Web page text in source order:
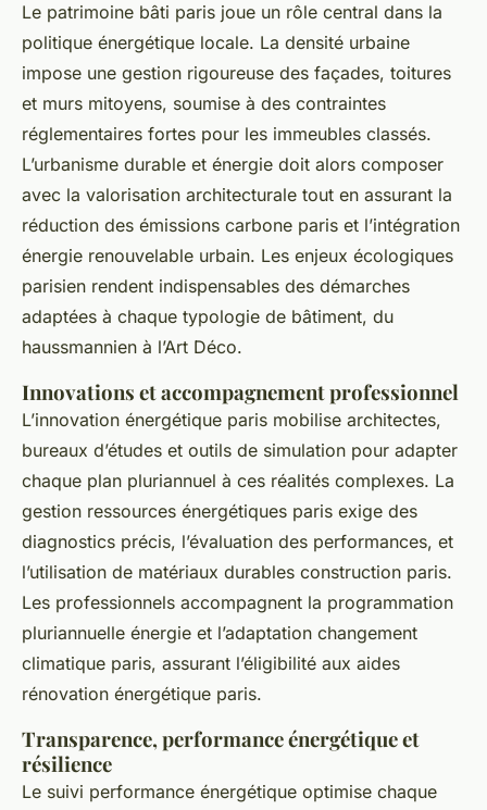
Le patrimoine bâti paris joue un rôle central dans la
politique énergétique locale. La densité urbaine
impose une gestion rigoureuse des façades, toitures
et murs mitoyens, soumise à des contraintes
réglementaires fortes pour les immeubles classés.
L’urbanisme durable et énergie doit alors composer
avec la valorisation architecturale tout en assurant la
réduction des émissions carbone paris et l’intégration
énergie renouvelable urbain. Les enjeux écologiques
parisien rendent indispensables des démarches
adaptées à chaque typologie de bâtiment, du
haussmannien à l’Art Déco.
Innovations et accompagnement professionnel
L’innovation énergétique paris mobilise architectes,
bureaux d’études et outils de simulation pour adapter
chaque plan pluriannuel à ces réalités complexes. La
gestion ressources énergétiques paris exige des
diagnostics précis, l’évaluation des performances, et
l’utilisation de matériaux durables construction paris.
Les professionnels accompagnent la programmation
pluriannuelle énergie et l’adaptation changement
climatique paris, assurant l’éligibilité aux aides
rénovation énergétique paris.
Transparence, performance énergétique et
résilience
Le suivi performance énergétique optimise chaque